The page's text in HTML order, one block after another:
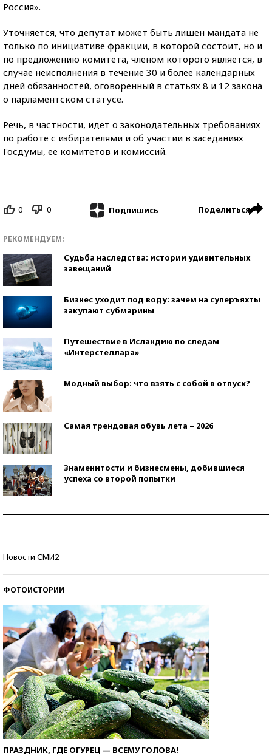
Россия».
Уточняется, что депутат может быть лишен мандата не
только по инициативе фракции, в которой состоит, но и
по предложению комитета, членом которого является, в
случае неисполнения в течение 30 и более календарных
дней обязанностей, оговоренный в статьях 8 и 12 закона
о парламентском статусе.
Речь, в частности, идет о законодательных требованиях
по работе с избирателями и об участии в заседаниях
Госдумы, ее комитетов и комиссий.
0 0 Подпишись Поделиться
РЕКОМЕНДУЕМ:
Судьба наследства: истории удивительных
завещаний
Бизнес уходит под воду: зачем на суперъяхты
закупают субмарины
Путешествие в Исландию по следам
«Интерстеллара»
Модный выбор: что взять с собой в отпуск?
Самая трендовая обувь лета – 2026
Знаменитости и бизнесмены, добившиеся
успеха со второй попытки
Новости СМИ2
ФОТОИСТОРИИ
ПРАЗДНИК, ГДЕ ОГУРЕЦ — ВСЕМУ ГОЛОВА!